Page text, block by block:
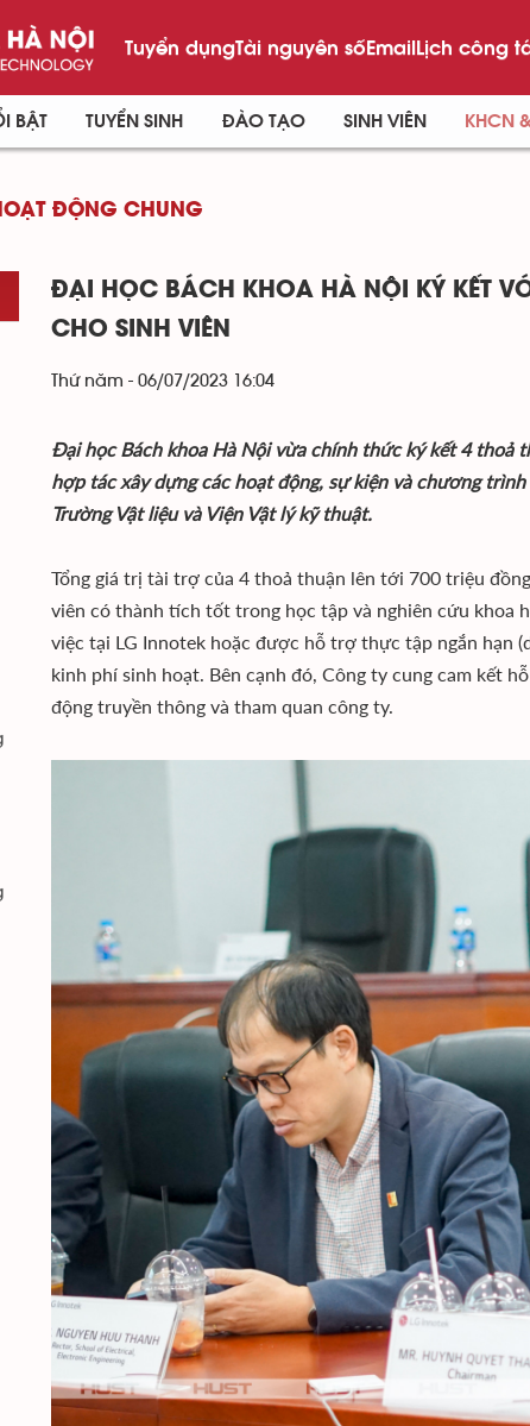
Tuyển dụngTài nguyên sốEmailLịch công
BẬT TUYỂN SINH ĐÀO TẠO SINH VIÊN KHCN
ĐỘNG CHUNG
ĐẠI HỌC BÁCH KHOA HÀ NỘI KÝ KẾT
CHO SINH VIÊN
Thứ năm - 06/07/2023 16:04
Đại học Bách khoa Hà Nội vừa chính thức ký kết 4 thoả
hợp tác xây dựng các hoạt động, sự kiện và chương
Trường Vật liệu và Viện Vật lý kỹ thuật.
Tổng giá trị tài trợ của 4 thoả thuận lên tới 700 triệu
viên có thành tích tốt trong học tập và nghiên cứu khoa
việc tại LG Innotek hoặc được hỗ trợ thực tập ngắn hạn
kinh phí sinh hoạt. Bên cạnh đó, Công ty cung cam kết
động truyền thông và tham quan công ty.